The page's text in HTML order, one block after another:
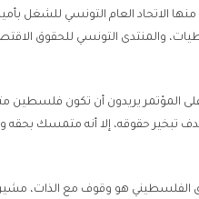
الاتحاد العام التونسي للشغل
والمنتدى التونسي للحقوق
على المؤتمر يريدون أن تكون
تبخير حقوقه، إلا أنه متمسك
هو وقوف مع الذات، مشيرا